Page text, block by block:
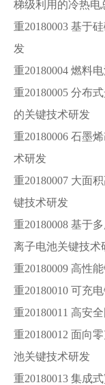
梯级利用的冷热电
重20180003 基于
发
重20180004 燃料
重20180005 分布
的关键技术研发
重20180006 石墨
术研发
重20180007 大面
键技术研发
重20180008 基于
离子电池关键技术
重20180009 高性
重20180010 可充
重20180011 高安
重20180012 面向
池关键技术研发
重20180013 集成